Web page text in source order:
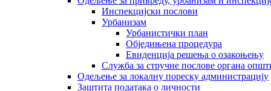
Инспекцијски послови
Урбанизам
Урбанистички план
Обједињена процедура
Евиденција решења о озакоњењу
Служба за стручне послове органа
Одељење за локалну пореску администрацију
Заштита података о личности